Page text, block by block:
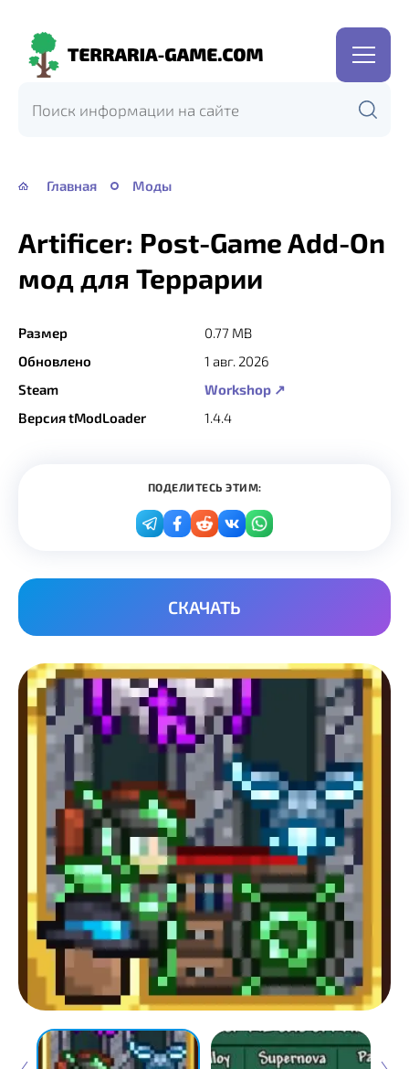
Terraria-
Главная Моды
Artificer: Post-Game Add-On
мод для Террарии
Размер
0.77 MB
Обновлено
1 авг. 2026
Steam
Workshop ↗
Версия tModLoader
1.4.4
ПОДЕЛИТЕСЬ ЭТИМ:
СКАЧАТЬ